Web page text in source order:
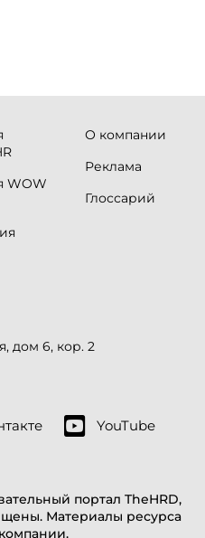
портал TheHRD,
Материалы ресурса
WOW
О компании
Реклама
Глоссарий
дом 6, кор. 2
YouTube